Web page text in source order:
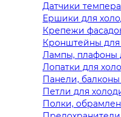
Датчики
Ершики для
Крепежи
Кронштейны для
Лампы, плафоны
Лопатки для
Панели,
Петли для
Полки,